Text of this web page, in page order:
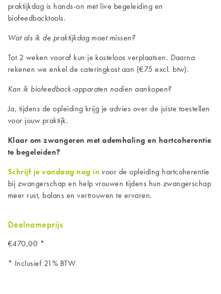
praktijkdag is hands-on met live begeleiding en
biofeedbacktools.
Wat als ik de praktijkdag moet missen?
Tot 2 weken vooraf kun je kosteloos verplaatsen. Daarna
rekenen we enkel de cateringkost aan (€75 excl. btw).
Kan ik biofeedback-apparaten nadien aankopen?
Ja, tijdens de opleiding krijg je advies over de juiste toestellen
voor jouw praktijk.
Klaar om zwangeren met ademhaling en hartcoherentie
te begeleiden?
Schrijf je vandaag nog in voor de opleiding hartcoherentie
bij zwangerschap en help vrouwen tijdens hun zwangerschap
meer rust, balans en vertrouwen te ervaren.
Deelnameprijs
€470,00 *
* Inclusief 21% BTW